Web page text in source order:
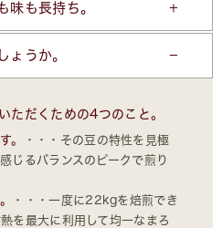
味も長持ち。
ょうか。
ただくための4つのこと。
。
・・・その豆の特性を見極
じるバランスのピークで煎り
・・・一度に22kgを焙煎でき
を最大に利用して均一なまろ